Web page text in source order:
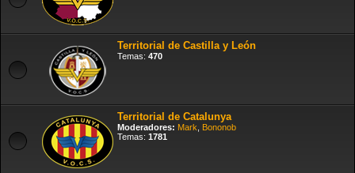
Territorial de Castilla y León
Temas: 470
Territorial de Catalunya
Moderadores: Mark
Bononob
Temas: 1781